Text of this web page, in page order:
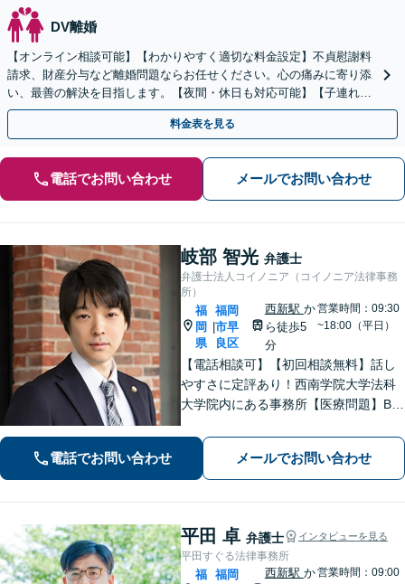
DV離婚
【オンライン相談可能】【わかりやすく適切な料金設定】不貞慰謝料
請求、財産分与など離婚問題ならお任せください。心の痛みに寄り添
い、最善の解決を目指します。【夜間・休日も対応可能】【子連れ相
談可能】【藤崎駅徒歩5分】【弁護士歴7年】
料金表を見る
電話でお問い合わせ メールでお問い合わせ
岐部 智光 弁護士
弁護士法人コイノニア（コイノニア法律事務
所）
福
岡
県
|
福岡
市早
良区
西新駅 か
ら徒歩5
分
営業時間：09:30
~18:00（平日）
【電話相談可】【初回相談無料】話し
やすさに定評あり！西南学院大学法科
大学院内にある事務所【医療問題】B型
理の解決実績100件以上【刑事事件】粘
り強い交渉。迅速に接見します【当
日・夜間面談可】【完全個室】【西新
駅5分】
電話でお問い合わせ メールでお問い合わせ
平田 卓 弁護士 インタビューを見る
平田すぐる法律事務所
福
福岡
西新駅 か営業時間：09:00